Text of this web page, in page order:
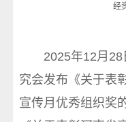
经
2025年12月28
究会发布《关于表
宣传月优秀组织奖